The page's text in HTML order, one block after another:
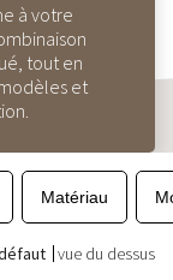
à votre
tout en
et
Matériau
vue du dessus